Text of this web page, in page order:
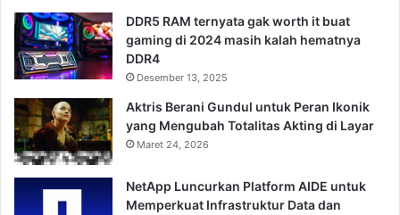
DDR5 RAM ternyata gak worth it buat
gaming di 2024 masih kalah hematnya
DDR4
Desember 13, 2025
Aktris Berani Gundul untuk Peran Ikonik
yang Mengubah Totalitas Akting di Layar
Maret 24, 2026
NetApp Luncurkan Platform AIDE untuk
Memperkuat Infrastruktur Data dan